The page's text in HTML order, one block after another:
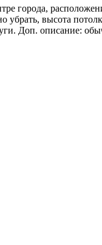
города,
убрать, высота
Доп. описание: